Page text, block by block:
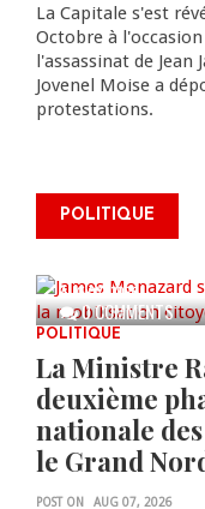
La Capitale s'est
Octobre à
l'assassinat de Jean
Jovenel Moise a
protestations.
POLITIQUE
0 COMMENTS
James
électeur et
AUG 07, 2026
POLITIQUE
La Ministre
deuxième
nationale
le Grand
POST ON AUG 07, 2026